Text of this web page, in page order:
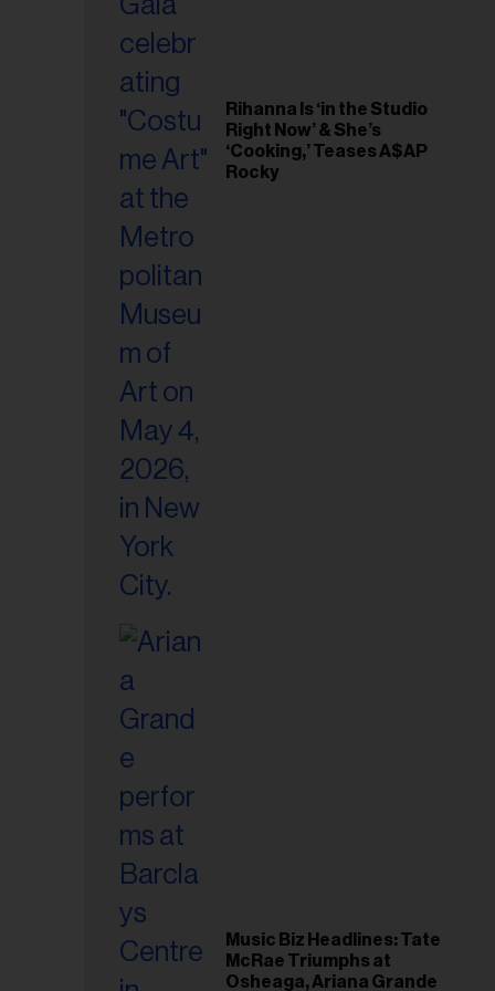
Rihanna Is ‘in the Studio
Right Now’ & She’s
‘Cooking,’ Teases A$AP
Rocky
Music Biz Headlines: Tate
McRae Triumphs at
Osheaga, Ariana Grande